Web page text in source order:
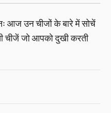
आज उन चीजों के बारे में सोचें
चीजें जो आपको दुखी करती